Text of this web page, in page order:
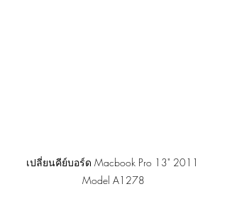
เปลี่ยนคีย์บอร์ด Macbook Pro 13" 2011
Model A1278